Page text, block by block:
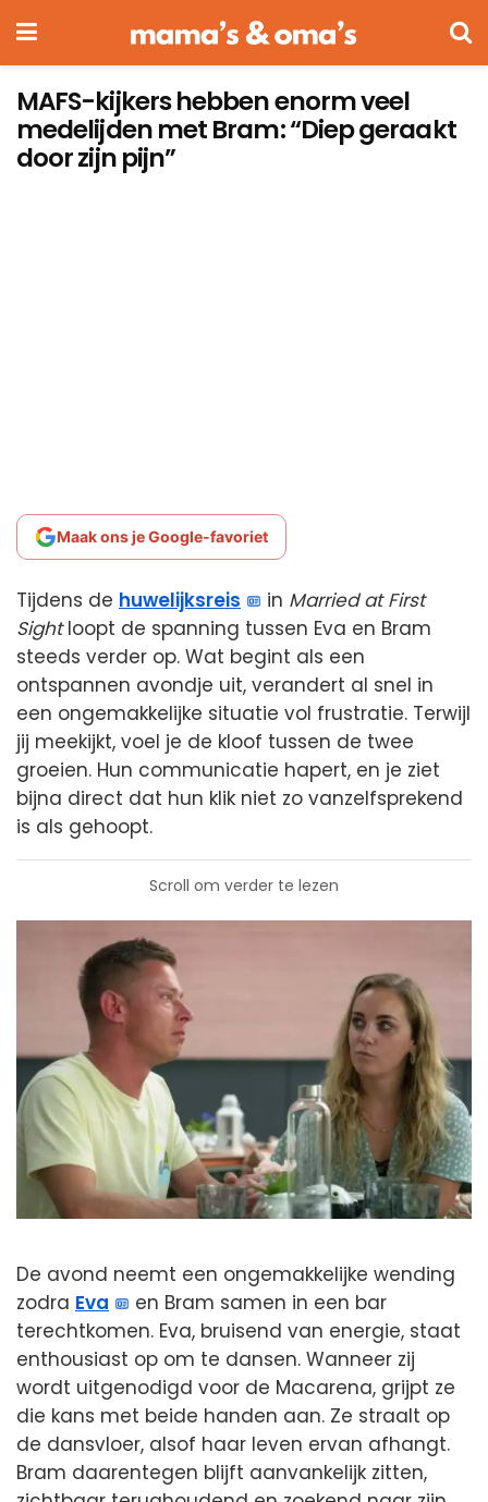
MAFS-kijkers hebben enorm veel
medelijden met Bram: “Diep geraakt
door zijn pijn”
Maak ons je Google-favoriet
Tijdens de huwelijksreis in Married at First
Sightloopt de spanning tussen Eva en Bram
steeds verder op. Wat begint als een
ontspannen avondje uit, verandert al snel in
een ongemakkelijke situatie vol frustratie. Terwijl
jij meekijkt, voel je de kloof tussen de twee
groeien. Hun communicatie hapert, en je ziet
bijna direct dat hun klik niet zo vanzelfsprekend
is als gehoopt.
Scroll om verder te lezen
De avond neemt een ongemakkelijke wending
zodra Eva
en Bram samen in een bar
terechtkomen. Eva, bruisend van energie, staat
enthousiast op om te dansen. Wanneer zij
wordt uitgenodigd voor de Macarena, grijpt ze
die kans met beide handen aan. Ze straalt op
de dansvloer, alsof haar leven ervan afhangt.
Bram daarentegen blijft aanvankelijk zitten,